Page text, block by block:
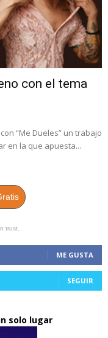
con el tema
“Me Dueles” un trabajo
en la que apuesta...
trust.
ME GUSTA
SEGUIR
solo lugar